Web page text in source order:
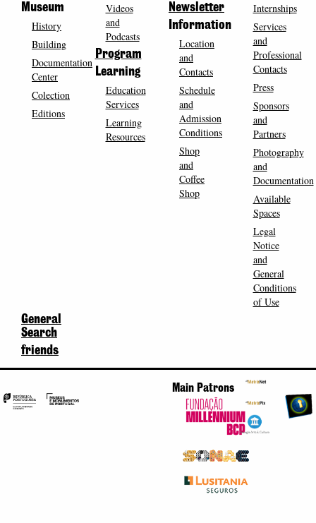
Museum
History
Building
Documentation
Center
Colection
Editions
Videos
and
Podcasts
Program
Learning
Education
Services
Learning
Resources
Newsletter
Information
Location
and
Contacts
Schedule
and
Admission
Conditions
Shop
and
Coffee
Shop
Internships
Services
and
Professional
Contacts
Press
Sponsors
and
Partners
Photography
and
Documentation
Available
Spaces
Legal
Notice
and
General
Conditions
of Use
General
Search
friends
Main Patrons